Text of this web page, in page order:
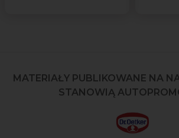
MATERIAŁY PUBLIKOWANE NA
STANOWIĄ